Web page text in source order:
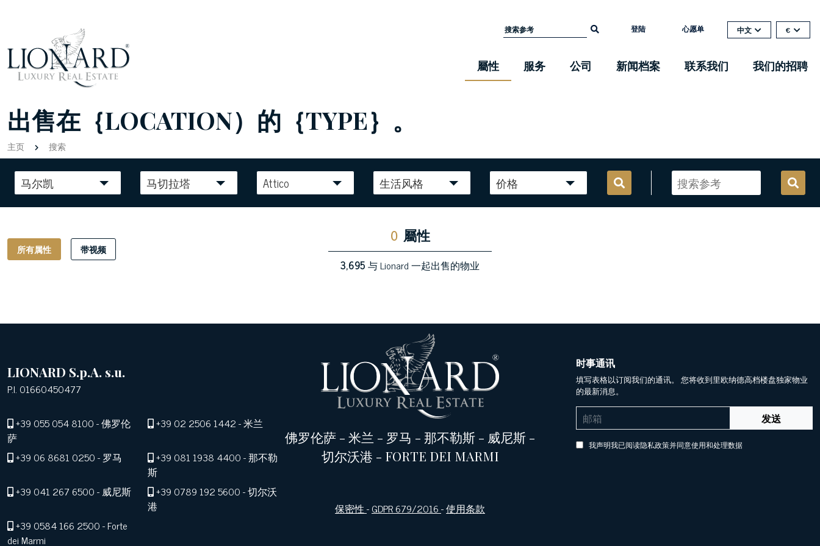
登陆 心愿单 中文 €
屬性 服务 公司 新闻档案 联系我们 我们的招聘
出售在｛LOCATION）的｛TYPE｝。
主页 搜索
马尔凯 马切拉塔 Attico 生活风格 价格
所有属性 带视频
0 屬性
3,695与 Lionard 一起出售的物业
LIONARD S.p.A. s.u.
P.I. 01660450477
+39 055 054 8100- 佛罗伦
萨
+39 02 2506 1442- 米兰
+39 06 8681 0250- 罗马 +39 081 1938 4400- 那不勒
斯
+39 041 267 6500- 威尼斯 +39 0789 192 5600- 切尔沃
港
+39 0584 166 2500- Forte
dei Marmi
佛罗伦萨 - 米兰 - 罗马 - 那不勒斯 - 威尼斯 -
切尔沃港 - FORTE DEI MARMI
保密性-GDPR 679/2016-使用条款
时事通讯
填写表格以订阅我们的通讯。 您将收到里欧纳德高档楼盘独家物业
的最新消息。
发送
我声明我已阅读隐私政策并同意使用和处理数据